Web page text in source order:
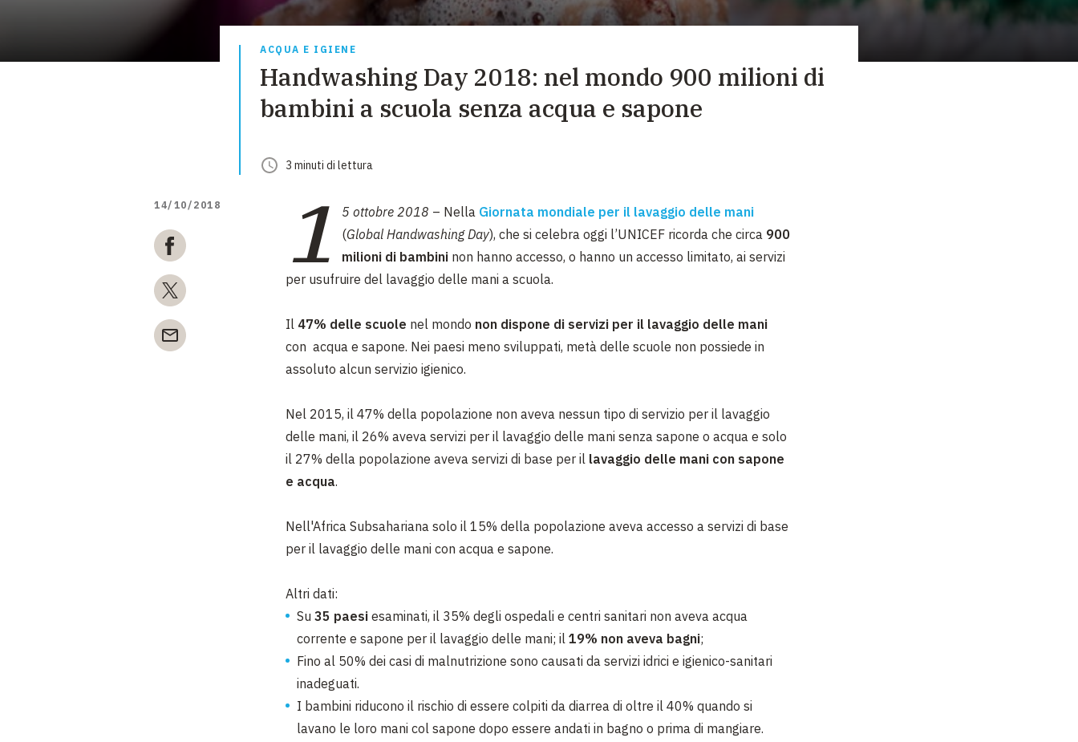
EMERGENZE
DIVERSI MODI PER DONARE. SCEGLI IL PIÙ
COMODO PER TE
ACQUA E IGIENE
Handwashing Day 2018: nel mondo 900 milioni di
bambini a scuola senza acqua e sapone
3 minuti di lettura
14/10/2018 1 5 ottobre 2018 – Nella Giornata mondiale per il lavaggio delle mani
(Global Handwashing Day), che si celebra oggi l’UNICEF ricorda che circa 900
milioni di bambini non hanno accesso, o hanno un accesso limitato, ai servizi
per usufruire del lavaggio delle mani a scuola.
Il 47% delle scuole nel mondo non dispone di servizi per il lavaggio delle mani
con acqua e sapone. Nei paesi meno sviluppati, metà delle scuole non possiede in
assoluto alcun servizio igienico.
Nel 2015, il 47% della popolazione non aveva nessun tipo di servizio per il lavaggio
delle mani, il 26% aveva servizi per il lavaggio delle mani senza sapone o acqua e solo
il 27% della popolazione aveva servizi di base per il lavaggio delle mani con sapone
e acqua.
Nell'Africa Subsahariana solo il 15% della popolazione aveva accesso a servizi di base
per il lavaggio delle mani con acqua e sapone.
Altri dati:
Su 35 paesi esaminati, il 35% degli ospedali e centri sanitari non aveva acqua
corrente e sapone per il lavaggio delle mani; il 19% non aveva bagni;
Fino al 50% dei casi di malnutrizione sono causati da servizi idrici e igienico-sanitari
inadeguati.
I bambini riducono il rischio di essere colpiti da diarrea di oltre il 40% quando si
lavano le loro mani col sapone dopo essere andati in bagno o prima di mangiare.